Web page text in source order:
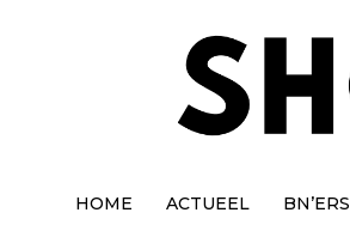
HOME ACTUEEL BN’ERS